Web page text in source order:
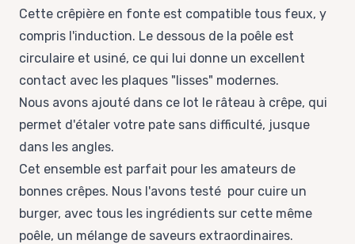
Cette crêpière en fonte est compatible tous feux, y
compris l'induction. Le dessous de la poêle est
circulaire et usiné, ce qui lui donne un excellent
contact avec les plaques "lisses" modernes.
Nous avons ajouté dans ce lot le râteau à crêpe, qui
permet d'étaler votre pate sans difficulté, jusque
dans les angles.
Cet ensemble est parfait pour les amateurs de
bonnes crêpes. Nous l'avons testé pour cuire un
burger, avec tous les ingrédients sur cette même
poêle, un mélange de saveurs extraordinaires.